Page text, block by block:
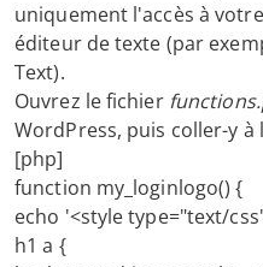
uniquement l'accès à
éditeur de texte (par
Text).
Ouvrez le fichier
WordPress, puis coller-y à
[php]
function my_loginlogo() {
echo '<style type="text/
h1 a {